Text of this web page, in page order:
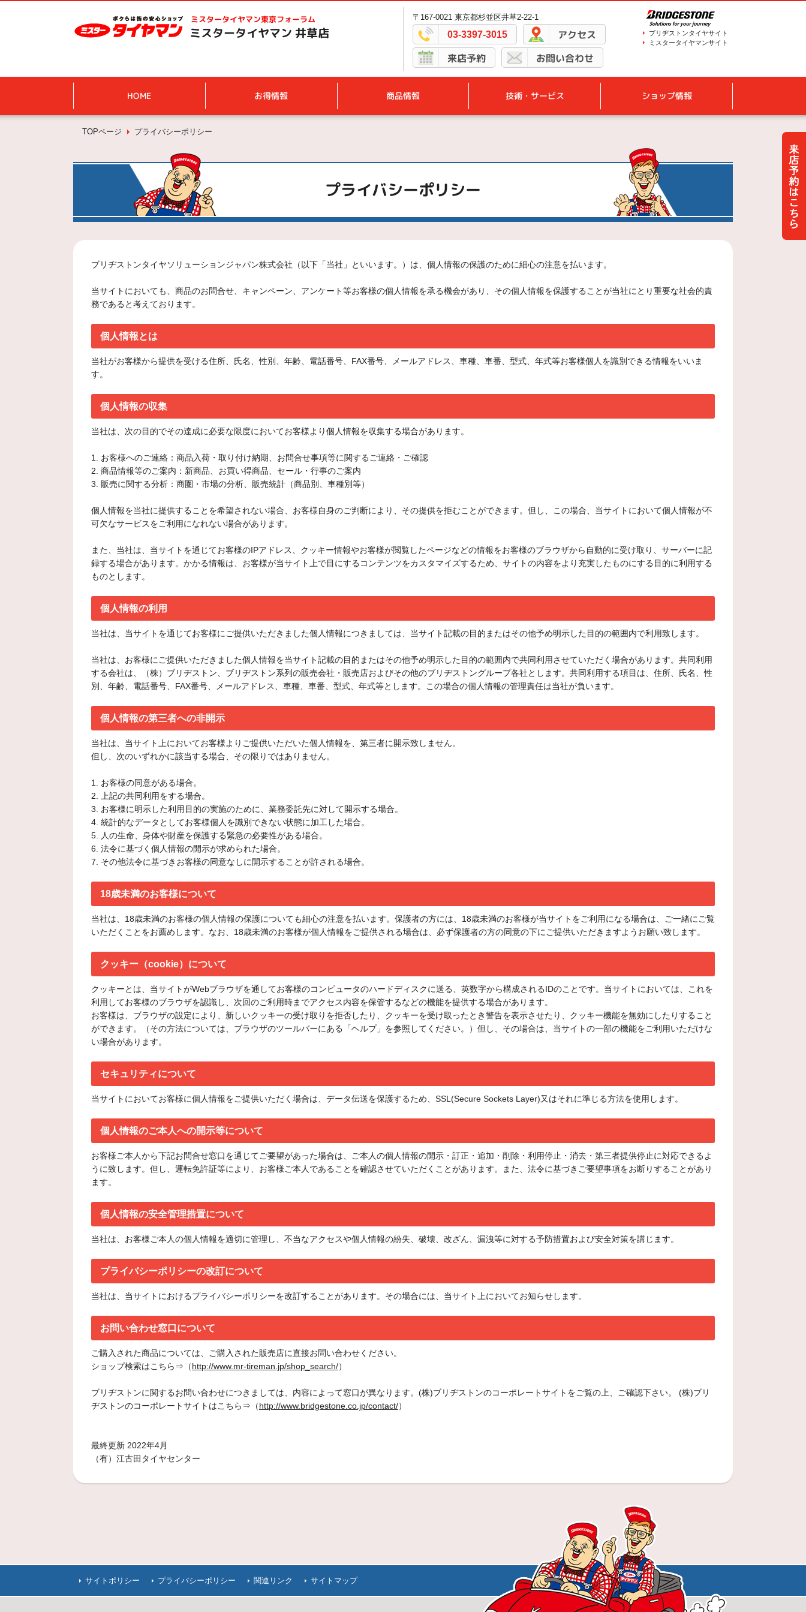
ミスタータイヤマン東京フォーラム
ミスタータイヤマン 井草店
〒167-0021 東京都杉並区井草2-22-1
03-3397-3015 アクセス
来店予約 お問い合わせ
ブリヂストンタイヤサイト
ミスタータイヤマンサイト
HOME お得情報 商品情報 技術・サービス ショップ情報
TOPページ プライバシーポリシー
プライバシーポリシー
ブリヂストンタイヤソリューションジャパン株式会社（以下「当社」といいます。）は、個人情報の保護のために細心の注意を払います。
当サイトにおいても、商品のお問合せ、キャンペーン、アンケート等お客様の個人情報を承る機会があり、その個人情報を保護することが当社にとり重要な社会的責
務であると考えております。
個人情報とは
当社がお客様から提供を受ける住所、氏名、性別、年齢、電話番号、FAX番号、メールアドレス、車種、車番、型式、年式等お客様個人を識別できる情報をいいま
す。
個人情報の収集
当社は、次の目的でその達成に必要な限度においてお客様より個人情報を収集する場合があります。
1. お客様へのご連絡：商品入荷・取り付け納期、お問合せ事項等に関するご連絡・ご確認
2. 商品情報等のご案内：新商品、お買い得商品、セール・行事のご案内
3. 販売に関する分析：商圏・市場の分析、販売統計（商品別、車種別等）
個人情報を当社に提供することを希望されない場合、お客様自身のご判断により、その提供を拒むことができます。但し、この場合、当サイトにおいて個人情報が不
可欠なサービスをご利用になれない場合があります。
また、当社は、当サイトを通じてお客様のIPアドレス、クッキー情報やお客様が閲覧したページなどの情報をお客様のブラウザから自動的に受け取り、サーバーに記
録する場合があります。かかる情報は、お客様が当サイト上で目にするコンテンツをカスタマイズするため、サイトの内容をより充実したものにする目的に利用する
ものとします。
個人情報の利用
当社は、当サイトを通じてお客様にご提供いただきました個人情報につきましては、当サイト記載の目的またはその他予め明示した目的の範囲内で利用致します。
当社は、お客様にご提供いただきました個人情報を当サイト記載の目的またはその他予め明示した目的の範囲内で共同利用させていただく場合があります。共同利用
する会社は、（株）ブリヂストン、ブリヂストン系列の販売会社・販売店およびその他のブリヂストングループ各社とします。共同利用する項目は、住所、氏名、性
別、年齢、電話番号、FAX番号、メールアドレス、車種、車番、型式、年式等とします。この場合の個人情報の管理責任は当社が負います。
個人情報の第三者への非開示
当社は、当サイト上においてお客様よりご提供いただいた個人情報を、第三者に開示致しません。
但し、次のいずれかに該当する場合、その限りではありません。
1. お客様の同意がある場合。
2. 上記の共同利用をする場合。
3. お客様に明示した利用目的の実施のために、業務委託先に対して開示する場合。
4. 統計的なデータとしてお客様個人を識別できない状態に加工した場合。
5. 人の生命、身体や財産を保護する緊急の必要性がある場合。
6. 法令に基づく個人情報の開示が求められた場合。
7. その他法令に基づきお客様の同意なしに開示することが許される場合。
18歳未満のお客様について
当社は、18歳未満のお客様の個人情報の保護についても細心の注意を払います。保護者の方には、18歳未満のお客様が当サイトをご利用になる場合は、ご一緒にご覧
いただくことをお薦めします。なお、18歳未満のお客様が個人情報をご提供される場合は、必ず保護者の方の同意の下にご提供いただきますようお願い致します。
クッキー（cookie）について
クッキーとは、当サイトがWebブラウザを通してお客様のコンピュータのハードディスクに送る、英数字から構成されるIDのことです。当サイトにおいては、これを
利用してお客様のブラウザを認識し、次回のご利用時までアクセス内容を保管するなどの機能を提供する場合があります。
お客様は、ブラウザの設定により、新しいクッキーの受け取りを拒否したり、クッキーを受け取ったとき警告を表示させたり、クッキー機能を無効にしたりすること
ができます。（その方法については、ブラウザのツールバーにある「ヘルプ」を参照してください。）但し、その場合は、当サイトの一部の機能をご利用いただけな
い場合があります。
セキュリティについて
当サイトにおいてお客様に個人情報をご提供いただく場合は、データ伝送を保護するため、SSL(Secure Sockets Layer)又はそれに準じる方法を使用します。
個人情報のご本人への開示等について
お客様ご本人から下記お問合せ窓口を通じてご要望があった場合は、ご本人の個人情報の開示・訂正・追加・削除・利用停止・消去・第三者提供停止に対応できるよ
うに致します。但し、運転免許証等により、お客様ご本人であることを確認させていただくことがあります。また、法令に基づきご要望事項をお断りすることがあり
ます。
個人情報の安全管理措置について
当社は、お客様ご本人の個人情報を適切に管理し、不当なアクセスや個人情報の紛失、破壊、改ざん、漏洩等に対する予防措置および安全対策を講じます。
プライバシーポリシーの改訂について
当社は、当サイトにおけるプライバシーポリシーを改訂することがあります。その場合には、当サイト上においてお知らせします。
お問い合わせ窓口について
ご購入された商品については、ご購入された販売店に直接お問い合わせください。
ショップ検索はこちら⇒（http://www.mr-tireman.jp/shop_search/）
ブリヂストンに関するお問い合わせにつきましては、内容によって窓口が異なります。(株)ブリヂストンのコーポレートサイトをご覧の上、ご確認下さい。 (株)ブリ
ヂストンのコーポレートサイトはこちら⇒（http://www.bridgestone.co.jp/contact/）
最終更新 2022年4月
（有）江古田タイヤセンター
サイトポリシー プライバシーポリシー 関連リンク サイトマップ